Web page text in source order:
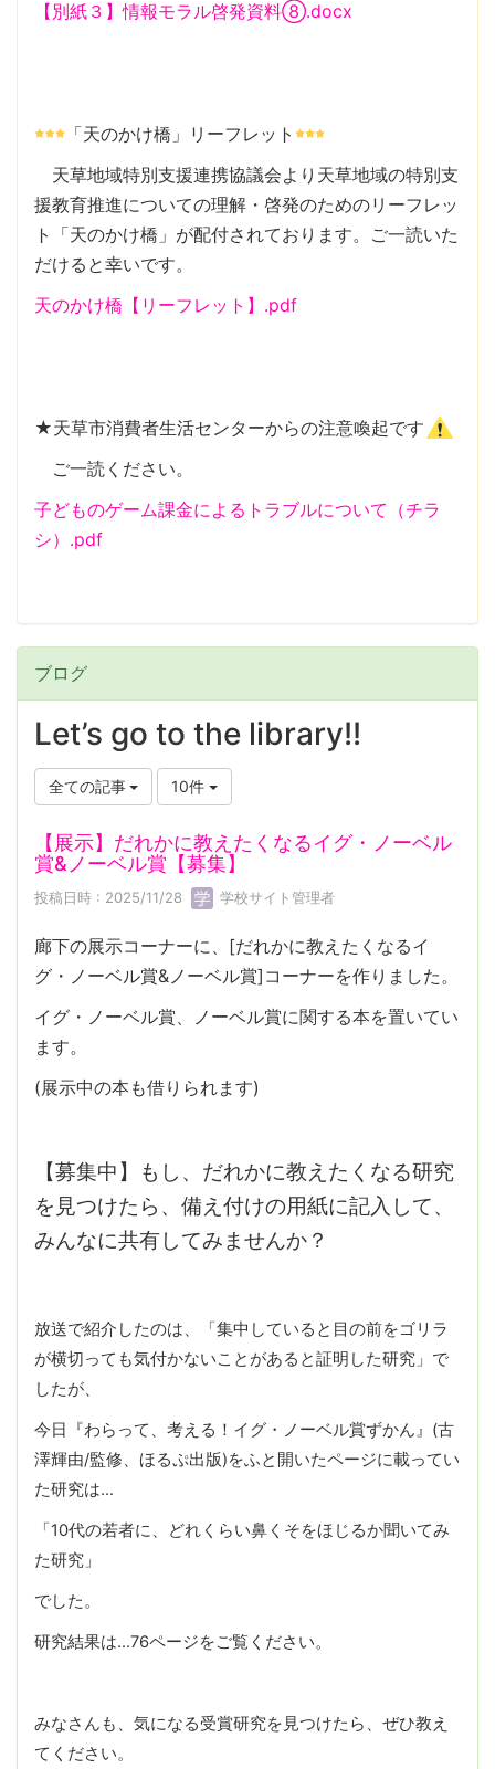
【別紙３】情報モラル啓発資料⑧.docx
「天のかけ橋」リーフレット
天草地域特別支援連携協議会より天草地域の特別支
援教育推進についての理解・啓発のためのリーフレッ
ト「天のかけ橋」が配付されております。ご一読いた
だけると幸いです。
天のかけ橋【リーフレット】.pdf
★天草市消費者生活センターからの注意喚起です
ご一読ください。
子どものゲーム課金によるトラブルについて（チラ
シ）.pdf
ブログ
Let’s go to the library!!
全ての記事 10件
【展示】だれかに教えたくなるイグ・ノーベル
賞&ノーベル賞【募集】
投稿日時 : 2025/11/28 学校サイト管理者
廊下の展示コーナーに、[だれかに教えたくなるイ
グ・ノーベル賞&ノーベル賞]コーナーを作りました。
イグ・ノーベル賞、ノーベル賞に関する本を置いてい
ます。
(展示中の本も借りられます)
【募集中】もし、だれかに教えたくなる研究
を見つけたら、備え付けの用紙に記入して、
みんなに共有してみませんか？
放送で紹介したのは、「集中していると目の前をゴリラ
が横切っても気付かないことがあると証明した研究」で
したが、
今日『わらって、考える！イグ・ノーベル賞ずかん』(古
澤輝由/監修、ほるぷ出版)をふと開いたページに載ってい
た研究は…
「10代の若者に、どれくらい鼻くそをほじるか聞いてみ
た研究」
でした。
研究結果は…76ページをご覧ください。
みなさんも、気になる受賞研究を見つけたら、ぜひ教え
てください。